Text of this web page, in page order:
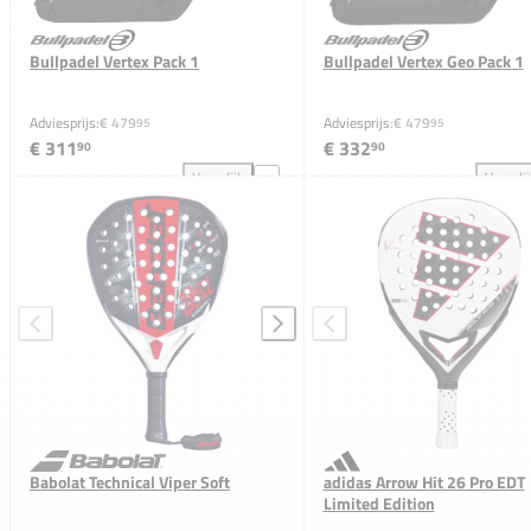
Bullpadel Vertex Pack 1
Adviesprijs:€ 47995
€ 31190
Vergelijk
Bullpadel Vertex Pack 1 toevoegen aan vergelijking
Bullpadel Vertex Geo Pack 1
Adviesprijs:€ 47995
€ 33290
Babolat Technical Viper Soft
adidas Arrow Hit 26 Pro EDT
Limited Edition